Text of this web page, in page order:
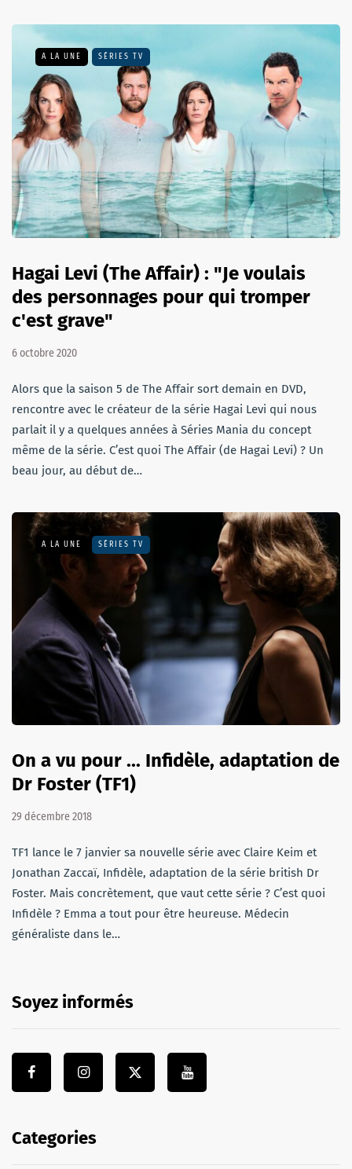
A LA UNE SÉRIES TV
Hagai Levi (The Affair) : "Je voulais
des personnages pour qui tromper
c'est grave"
6 octobre 2020
Alors que la saison 5 de The Affair sort demain en DVD,
rencontre avec le créateur de la série Hagai Levi qui nous
parlait il y a quelques années à Séries Mania du concept
même de la série. C’est quoi The Affair (de Hagai Levi) ? Un
beau jour, au début de…
A LA UNE SÉRIES TV
On a vu pour ... Infidèle, adaptation de
Dr Foster (TF1)
29 décembre 2018
TF1 lance le 7 janvier sa nouvelle série avec Claire Keim et
Jonathan Zaccaï, Infidèle, adaptation de la série british Dr
Foster. Mais concrètement, que vaut cette série ? C’est quoi
Infidèle ? Emma a tout pour être heureuse. Médecin
généraliste dans le…
Soyez informés
Categories